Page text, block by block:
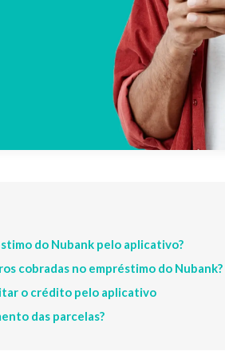
do Nubank pelo aplicativo?
cobradas no empréstimo do Nubank?
o crédito pelo aplicativo
das parcelas?